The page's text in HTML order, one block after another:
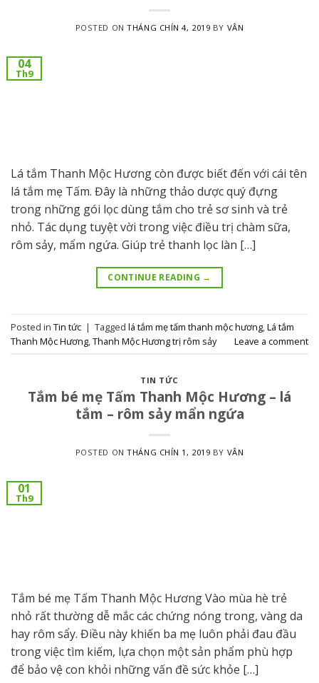
POSTED ONTHÁNG CHÍN 4, 2019 BY VÂN
04
Th9
Lá tắm Thanh Mộc Hương còn được biết đến với cái tên
lá tắm mẹ Tấm. Đây là những thảo dược quý đựng
trong những gói lọc dùng tắm cho trẻ sơ sinh và trẻ
nhỏ. Tác dụng tuyệt vời trong việc điều trị chàm sữa,
rôm sảy, mẩm ngứa. Giúp trẻ thanh lọc làn […]
CONTINUE READING →
Posted in Tin tức | Tagged lá tắm mẹ tấm thanh mộc hương,Lá tắm
Thanh Mộc Hương,Thanh Mộc Hương trị rôm sảy Leave a comment
TIN TỨC
Tắm bé mẹ Tấm Thanh Mộc Hương – lá
tắm – rôm sảy mẩn ngứa
POSTED ONTHÁNG CHÍN 1, 2019 BY VÂN
01
Th9
Tắm bé mẹ Tấm Thanh Mộc Hương Vào mùa hè trẻ
nhỏ rất thường dễ mắc các chứng nóng trong, vàng da
hay rôm sẩy. Điều này khiến ba mẹ luôn phải đau đầu
trong việc tìm kiếm, lựa chọn một sản phẩm phù hợp
để bảo vệ con khỏi những vấn đề sức khỏe […]